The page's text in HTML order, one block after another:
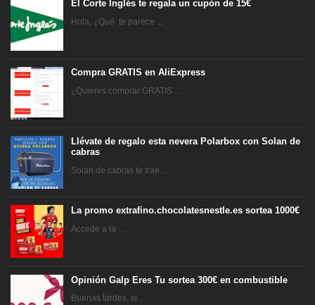
El Corte Inglés te regala un cupón de 15€
Hola, ¿Qué te parece ...
Compra GRATIS en AliExpress
¿Quieres comprar GRATIS ...
Llévate de regalo esta nevera Polarbox con Solan de
cabras
Solan de cabras te trae ...
La promo extrafino.chocolatesnestle.es sortea 1000€
Accede a la ...
Opinión Galp Eres Tu sortea 300€ en combustible
Buenas tardes, si ...